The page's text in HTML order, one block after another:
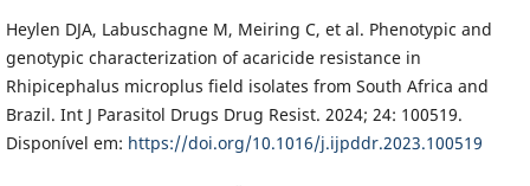
Heylen DJA, Labuschagne M, Meiring C, et al. Phenotypic and
genotypic characterization of acaricide resistance in
Rhipicephalus microplus field isolates from South Africa and
Brazil. Int J Parasitol Drugs Drug Resist. 2024; 24: 100519.
Disponível em: https://doi.org/10.1016/j.ijpddr.2023.100519